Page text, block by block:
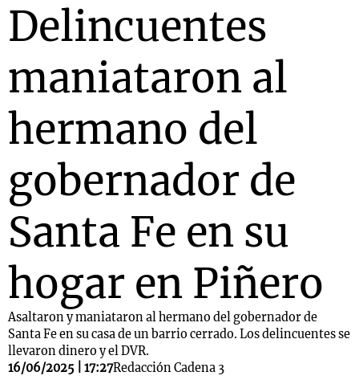
Delincuentes
maniataron al
hermano del
gobernador de
Santa Fe en su
hogar en Piñero
Asaltaron y maniataron al hermano del gobernador de
Santa Fe en su casa de un barrio cerrado. Los delincuentes se
llevaron dinero y el DVR.
16/06/2025 | 17:27Redacción Cadena 3